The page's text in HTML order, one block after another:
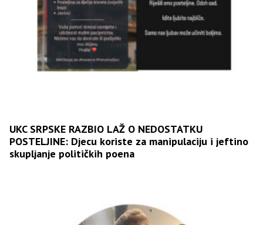
UKC SRPSKE RAZBIO LAŽ O NEDOSTATKU
POSTELJINE: Djecu koriste za manipulaciju i jeftino
skupljanje političkih poena